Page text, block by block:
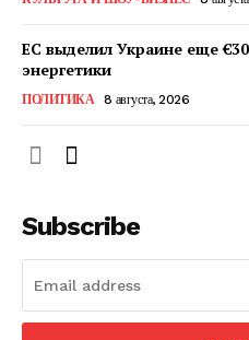
ЕС выделил Украине еще
энергетики
ПОЛИТИКА 8 августа, 2026
Subscribe